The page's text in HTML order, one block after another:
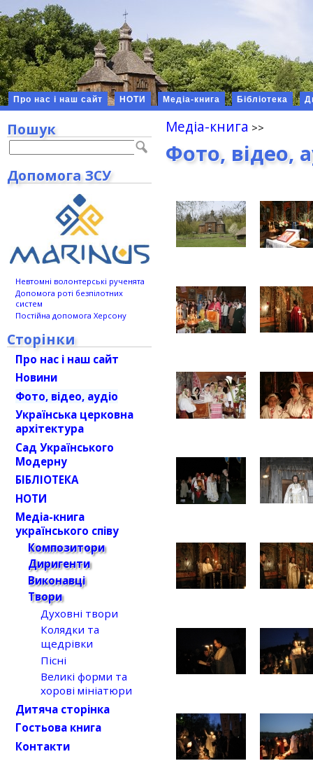
Про нас і наш сайт НОТИ Медіа-книга Бібліотека
Медіа-книга
Фото, відео,
Пошук
Допомога ЗСУ
Невтомні волонтерські рученята
Допомога роті безпілотних
систем
Постійна допомога Херсону
Сторінки
Про нас і наш сайт
Новини
Фото, відео, аудіо
Українська церковна
архітектура
Сад Українського
Модерну
БІБЛІОТЕКА
НОТИ
Медіа-книга
українського співу
Композитори
Диригенти
Виконавці
Твори
Духовні твори
Колядки та
щедрівки
Пісні
Великі форми та
хорові мініатюри
Дитяча сторінка
Гостьова книга
Контакти